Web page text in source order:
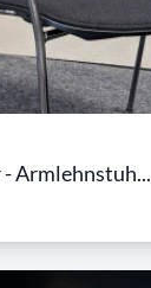
Armlehnstuh...